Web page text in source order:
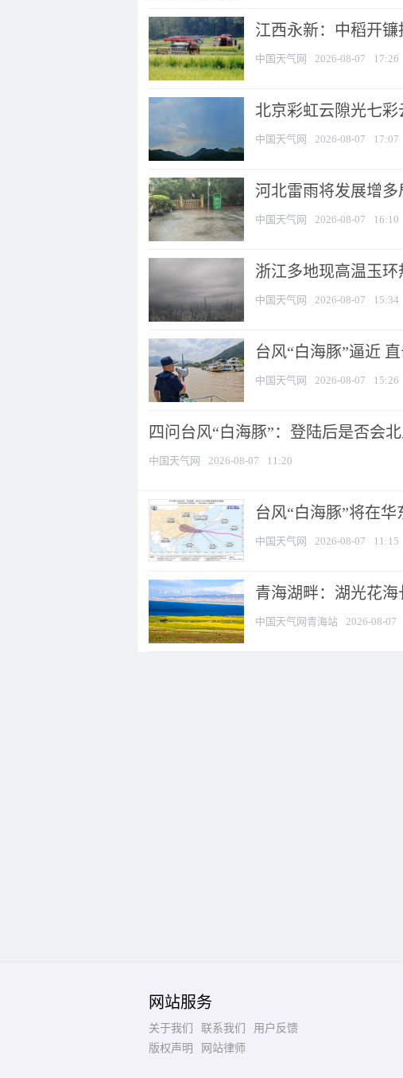
江西永新：中稻开镰
中国天气网 2026-08-07 17:26
北京彩虹云隙光七
中国天气网 2026-08-07 17:07
河北雷雨将发展增
中国天气网 2026-08-07 16:10
浙江多地现高温玉
中国天气网 2026-08-07 15:34
台风“白海豚”逼近
中国天气网 2026-08-07 15:26
四问台风“白海豚”：登陆后是否会
中国天气网 2026-08-07 11:20
台风“白海豚”将在
中国天气网 2026-08-07 11:15
青海湖畔：湖光花
中国天气网青海站 2026-08-07
网站服务
关于我们 联系我们
用户反馈
版权声明
网站律师